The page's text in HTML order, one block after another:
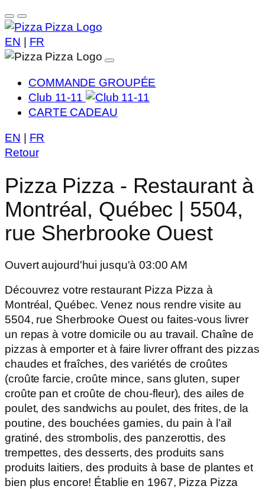
EN FR
COMMANDE GROUPÉE
Club 11-11
CARTE CADEAU
EN
FR
Retour
Pizza Pizza - Restaurant à
Montréal, Québec | 5504,
rue Sherbrooke Ouest
Ouvert aujourd'hui jusqu'à 03:00 AM
Découvrez votre restaurant Pizza Pizza à
Montréal, Québec. Venez nous rendre visite au
5504, rue Sherbrooke Ouest ou faites-vous livrer
un repas à votre domicile ou au travail. Chaîne de
pizzas à emporter et à faire livrer offrant des pizzas
chaudes et fraîches, des variétés de croûtes
(croûte farcie, croûte mince, sans gluten, super
croûte pan et croûte de chou-fleur), des ailes de
poulet, des sandwichs au poulet, des frites, de la
poutine, des bouchées garnies, du pain à l’ail
gratiné, des strombolis, des panzerottis, des
trempettes, des desserts, des produits sans
produits laitiers, des produits à base de plantes et
bien plus encore! Établie en 1967, Pizza Pizza